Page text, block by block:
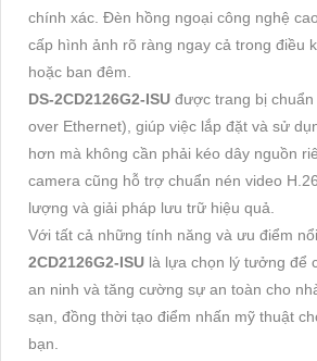
chính xác. Đèn hồng ngoại công nghệ
cấp hình ảnh rõ ràng ngay cả trong điều
hoặc ban đêm.
DS-2CD2126G2-ISU được trang bị
over Ethernet), giúp việc lắp đặt và sử
hơn mà không cần phải kéo dây nguồn
camera cũng hỗ trợ chuẩn nén video
lượng và giải pháp lưu trữ hiệu quả.
Với tất cả những tính năng và ưu điểm
2CD2126G2-ISU là lựa chọn lý tưởng để
an ninh và tăng cường sự an toàn cho
sạn, đồng thời tạo điểm nhấn mỹ thuật
bạn.